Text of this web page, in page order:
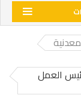
العمل